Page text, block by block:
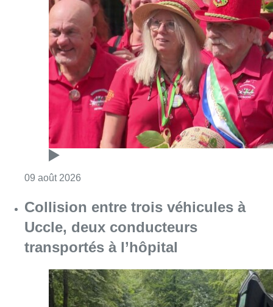
09 août 2026
Collision entre trois véhicules à
Uccle, deux conducteurs
transportés à l’hôpital